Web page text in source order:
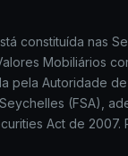
constituída nas
Mobiliários
pela Autoridade
(FSA),
Act de 2007.